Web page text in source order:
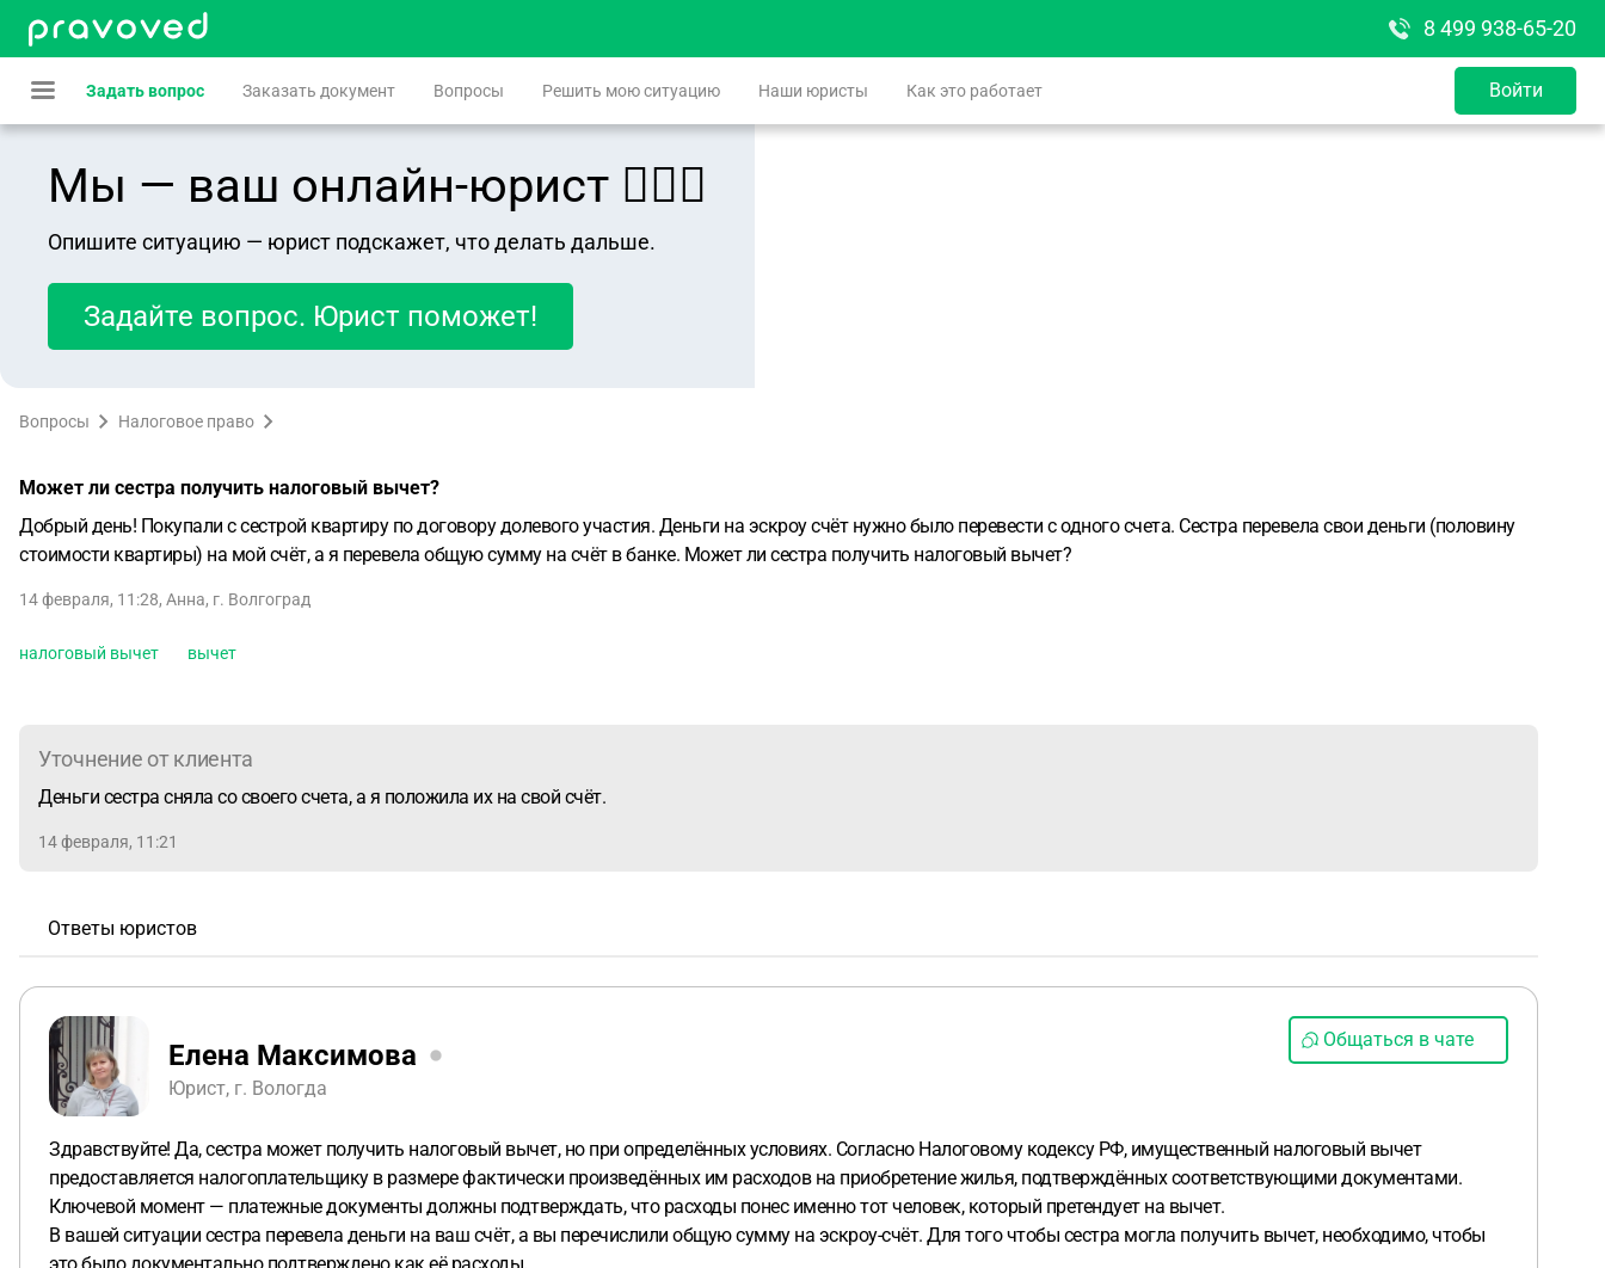
8 499 938-65-20
Задать вопрос Заказать документ Вопросы Решить мою ситуацию Наши юристы Как это работает Войти
Мы — ваш онлайн-юрист 👨🏻‍⚖️
Опишите ситуацию — юрист подскажет, что делать дальше.
Задайте вопрос. Юрист поможет!
Вопросы Налоговое право
Может ли сестра получить налоговый вычет?
Добрый день! Покупали с сестрой квартиру по договору долевого участия. Деньги на эскроу счёт нужно было перевести с одного счета. Сестра перевела свои деньги (половину
стоимости квартиры) на мой счёт, а я перевела общую сумму на счёт в банке. Может ли сестра получить налоговый вычет?
14 февраля, 11:28, Анна, г. Волгоград
налоговый вычет вычет
Уточнение от клиента
Деньги сестра сняла со своего счета, а я положила их на свой счёт.
14 февраля, 11:21
Ответы юристов
Елена Максимова
Юрист, г. Вологда
Общаться в чате
Здравствуйте! Да, сестра может получить налоговый вычет, но при определённых условиях. Согласно Налоговому кодексу РФ, имущественный налоговый вычет
предоставляется налогоплательщику в размере фактически произведённых им расходов на приобретение жилья, подтверждённых соответствующими документами.
Ключевой момент — платежные документы должны подтверждать, что расходы понес именно тот человек, который претендует на вычет.
В вашей ситуации сестра перевела деньги на ваш счёт, а вы перечислили общую сумму на эскроу-счёт. Для того чтобы сестра могла получить вычет, необходимо, чтобы